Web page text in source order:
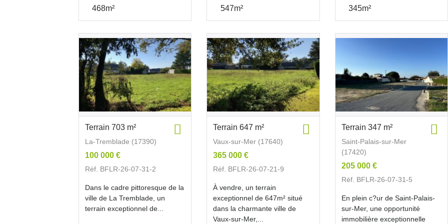
468m² 547m² 345m²
Terrain 703 m²
La-Tremblade (17390)
100 000 €
Réf. BFLR-26-07-31-2
Dans le cadre pittoresque de la
ville de La Tremblade, un
terrain exceptionnel de...
Terrain 647 m²
Vaux-sur-Mer (17640)
365 000 €
Réf. BFLR-26-07-21-9
À vendre, un terrain
exceptionnel de 647m² situé
dans la charmante ville de
Vaux-sur-Mer,...
Terrain 347 m²
Saint-Palais-sur-Mer
(17420)
205 000 €
Réf. BFLR-26-07-31-5
En plein c?ur de Saint-Palais-
sur-Mer, une opportunité
immobilière exceptionnelle